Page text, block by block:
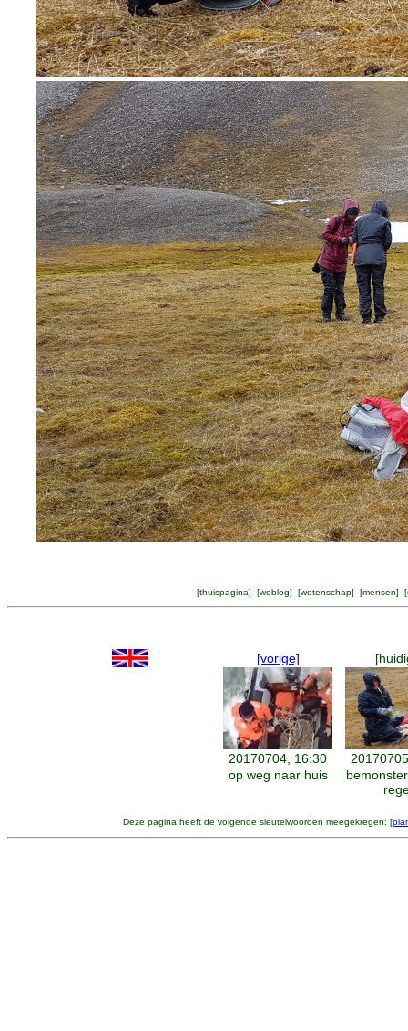
[thuispagina] [weblog] [wetenschap] [mensen] [
[vorige]
20170704, 16:30
op weg naar huis
Deze pagina heeft de volgende sleutelwoorden meegekregen: [